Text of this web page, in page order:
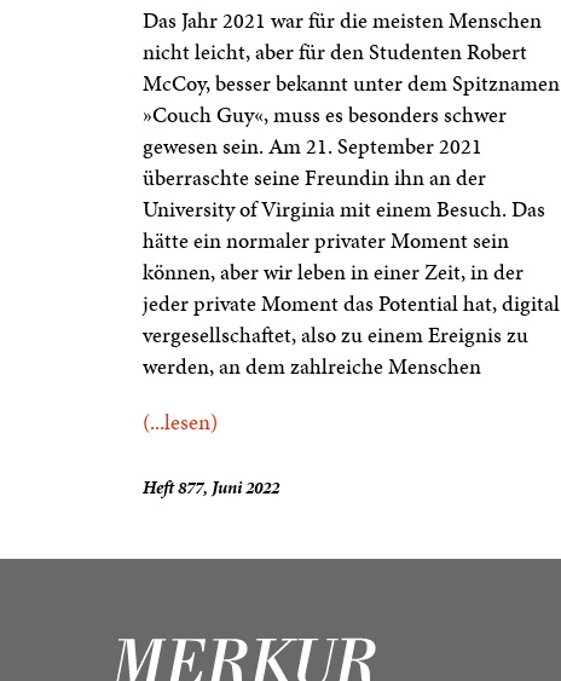
Das Jahr 2021 war für die meisten Menschen
nicht leicht, aber für den Studenten Robert
McCoy, besser bekannt unter dem Spitznamen
»Couch Guy«, muss es besonders schwer
gewesen sein. Am 21. September 2021
überraschte seine Freundin ihn an der
University of Virginia mit einem Besuch. Das
hätte ein normaler privater Moment sein
können, aber wir leben in einer Zeit, in der
jeder private Moment das Potential hat, digital
vergesellschaftet, also zu einem Ereignis zu
werden, an dem zahlreiche Menschen
(...lesen)
Heft 877, Juni 2022